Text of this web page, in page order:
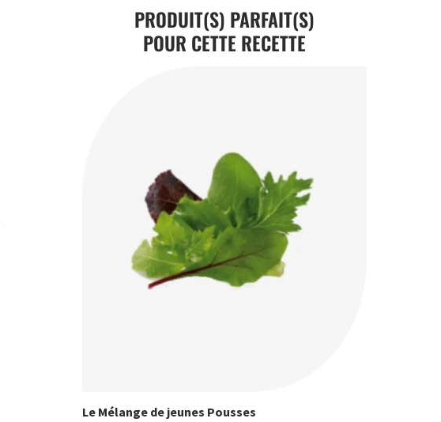
PRODUIT(S) PARFAIT(S)
POUR CETTE RECETTE
Le Mélange de jeunes Pousses